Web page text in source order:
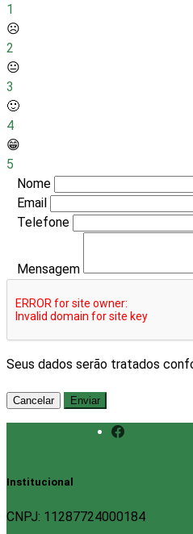
1
☹️
2
😐
3
🙂
4
😁
5
Nome
Email
Telefone
Mensagem
Seus dados serão tratados
Cancelar Enviar
Institucional
CNPJ: 11287724000184